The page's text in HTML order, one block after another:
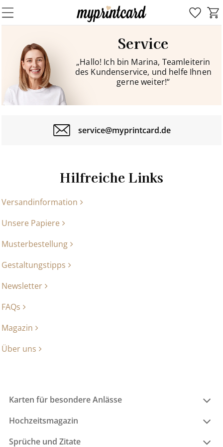
Service
„Hallo! Ich bin Marina, Teamleiterin
des Kundenservice, und helfe Ihnen
gerne weiter!“
service@myprintcard.de
Hilfreiche Links
Versandinformation
Unsere Papiere
Musterbestellung
Gestaltungstipps
Newsletter
FAQs
Magazin
Über uns
Karten für besondere Anlässe
Hochzeitsmagazin
Sprüche und Zitate